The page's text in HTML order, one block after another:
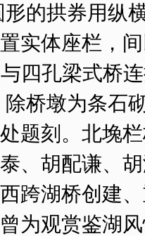
形的拱券用纵
实体座栏，
四孔梁式桥
除桥墩为条石
刻。北堍栏
、胡配谦、
跨湖桥创建
观赏鉴湖风